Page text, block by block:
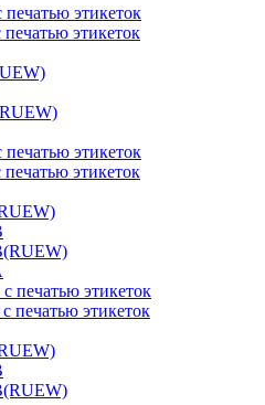
этикеток
этикеток
этикеток
этикеток
печатью этикеток
печатью этикеток